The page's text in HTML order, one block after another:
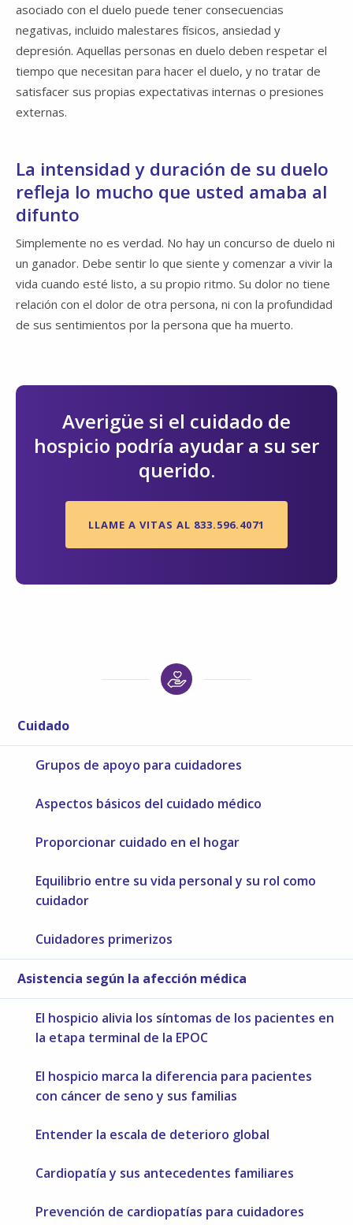
asociado con el duelo puede tener consecuencias
negativas, incluido malestares físicos, ansiedad y
depresión. Aquellas personas en duelo deben respetar el
tiempo que necesitan para hacer el duelo, y no tratar de
satisfacer sus propias expectativas internas o presiones
externas.
La intensidad y duración de su duelo
refleja lo mucho que usted amaba al
difunto
Simplemente no es verdad. No hay un concurso de duelo ni
un ganador. Debe sentir lo que siente y comenzar a vivir la
vida cuando esté listo, a su propio ritmo. Su dolor no tiene
relación con el dolor de otra persona, ni con la profundidad
de sus sentimientos por la persona que ha muerto.
Averigüe si el cuidado de
hospicio podría ayudar a su ser
querido.
LLAME A VITAS AL 833.596.4071
Cuidado
Grupos de apoyo para cuidadores
Aspectos básicos del cuidado médico
Proporcionar cuidado en el hogar
Equilibrio entre su vida personal y su rol como
cuidador
Cuidadores primerizos
Asistencia según la afección médica
El hospicio alivia los síntomas de los pacientes en
la etapa terminal de la EPOC
El hospicio marca la diferencia para pacientes
con cáncer de seno y sus familias
Entender la escala de deterioro global
Cardiopatía y sus antecedentes familiares
Prevención de cardiopatías para cuidadores